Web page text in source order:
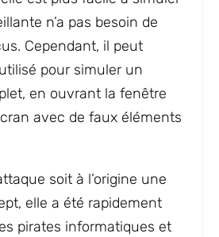
n’a pas besoin de
Cependant, il peut
pour simuler un
en ouvrant la fenêtre
avec de faux éléments
soit à l’origine une
elle a été rapidement
pirates informatiques et